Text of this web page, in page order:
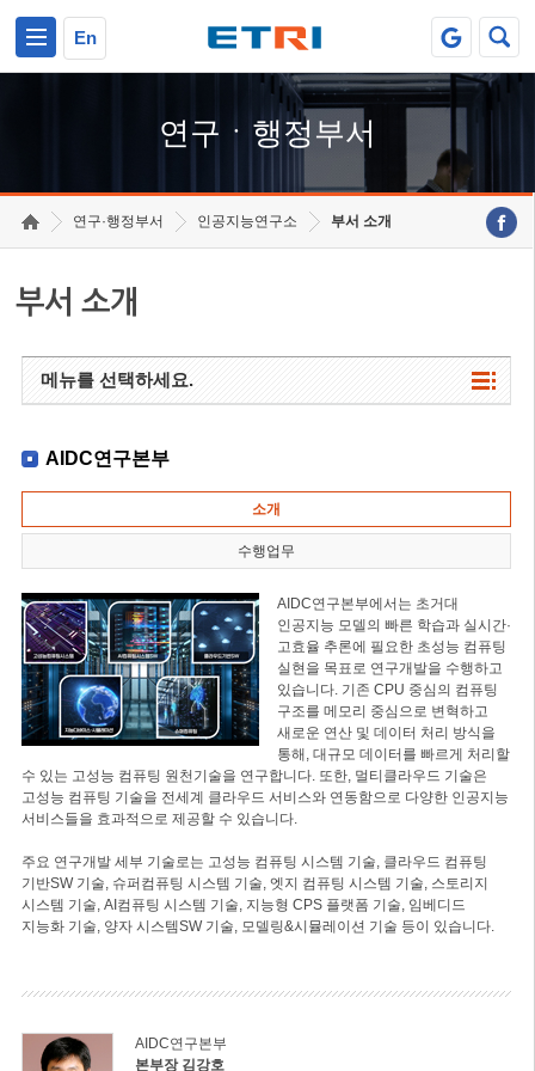
En
연구ㆍ행정부서
연구·행정부서 인공지능연구소 부서 소개
부서 소개
메뉴를 선택하세요.
AIDC연구본부
소개
수행업무
AIDC연구본부에서는 초거대
인공지능 모델의 빠른 학습과 실시간·
고효율 추론에 필요한 초성능 컴퓨팅
실현을 목표로 연구개발을 수행하고
있습니다. 기존 CPU 중심의 컴퓨팅
구조를 메모리 중심으로 변혁하고
새로운 연산 및 데이터 처리 방식을
통해, 대규모 데이터를 빠르게 처리할
수 있는 고성능 컴퓨팅 원천기술을 연구합니다. 또한, 멀티클라우드 기술은
고성능 컴퓨팅 기술을 전세계 클라우드 서비스와 연동함으로 다양한 인공지능
서비스들을 효과적으로 제공할 수 있습니다.
주요 연구개발 세부 기술로는 고성능 컴퓨팅 시스템 기술, 클라우드 컴퓨팅
기반SW 기술, 슈퍼컴퓨팅 시스템 기술, 엣지 컴퓨팅 시스템 기술, 스토리지
시스템 기술, AI컴퓨팅 시스템 기술, 지능형 CPS 플랫폼 기술, 임베디드
지능화 기술, 양자 시스템SW 기술, 모델링&시뮬레이션 기술 등이 있습니다.
AIDC연구본부
본부장 김강호